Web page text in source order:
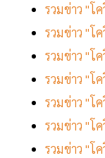
รวมข่าว "โ
รวมข่าว "โ
รวมข่าว "โ
รวมข่าว "โ
รวมข่าว "โ
รวมข่าว "โ
รวมข่าว "โ